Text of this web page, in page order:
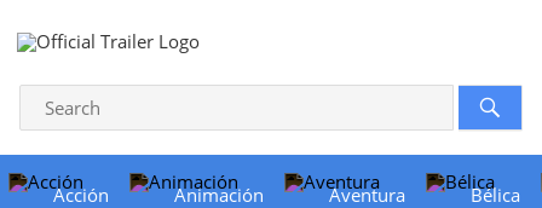
Acción Animación Aventura Bélica